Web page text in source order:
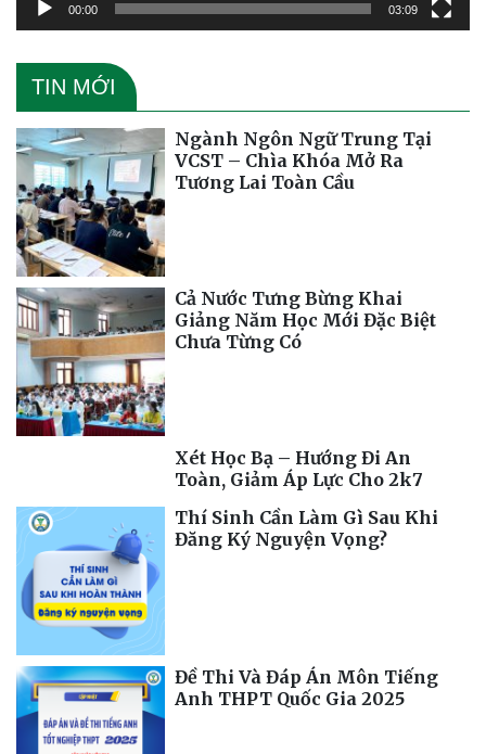
00:00 03:09
TIN MỚI
Ngành Ngôn Ngữ Trung Tại
VCST – Chìa Khóa Mở Ra
Tương Lai Toàn Cầu
Cả Nước Tưng Bừng Khai
Giảng Năm Học Mới Đặc Biệt
Chưa Từng Có
Xét Học Bạ – Hướng Đi An
Toàn, Giảm Áp Lực Cho 2k7
Thí Sinh Cần Làm Gì Sau Khi
Đăng Ký Nguyện Vọng?
Đề Thi Và Đáp Án Môn Tiếng
Anh THPT Quốc Gia 2025